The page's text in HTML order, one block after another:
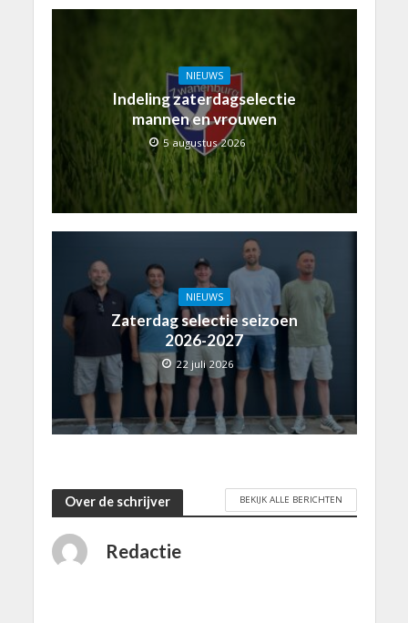
NIEUWS
Indeling zaterdagselectie
mannen en vrouwen
5 augustus 2026
NIEUWS
Zaterdag selectie seizoen
2026-2027
22 juli 2026
Over de schrijver BEKIJK ALLE BERICHTEN
Redactie